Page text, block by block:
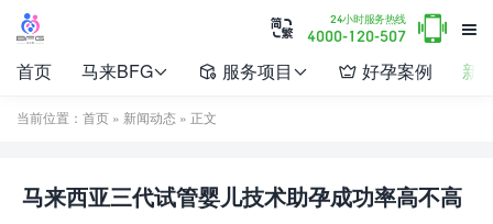

24小时服务热线
4000-120-507 

首页 马来BFG  服务项目   好孕案例 新
当前位置： 首页 » 新闻动态 » 正文
马来西亚三代试管婴儿技术助孕成功率高不高